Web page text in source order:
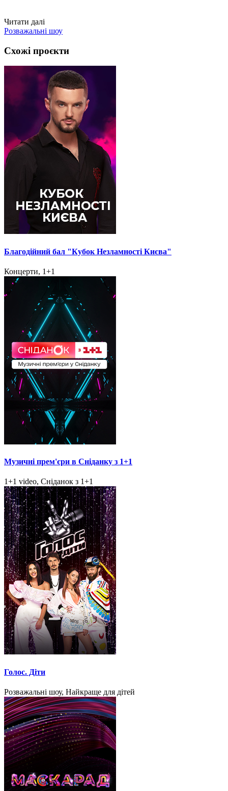
Читати далі
Розважальні шоу
Схожі проєкти
Благодійний бал "Кубок Незламності Києва"
Концерти, 1+1
Музичні прем'єри в Сніданку з 1+1
1+1 video, Сніданок з 1+1
Голос. Діти
Розважальні шоу, Найкраще для дітей